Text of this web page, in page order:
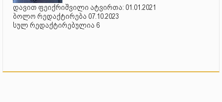
დავით ფეიქრიშვილი ატვირთა: 01.01.2021
ბოლო რედაქტირება 07.10.2023
სულ რედაქტირებულია 6